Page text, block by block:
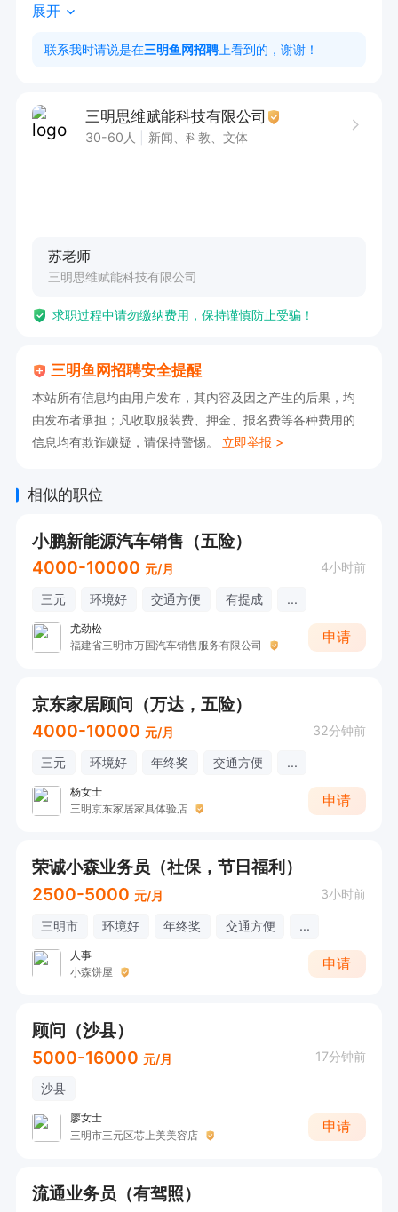
5、培训与发展：提供免费岗前培训和外出学习机
会，还有明确的晋升路线，如从助教老师可逐步晋
6、优秀员工可参与股权分红。
展开
联系我时请说是在三明鱼网招聘 上看到的，谢谢！
三明思维赋能科技有限公司
30-60人 新闻、科教、文体
苏老师
三明思维赋能科技有限公司
求职过程中请勿缴纳费用，保持谨慎防止受骗！
三明鱼网招聘安全提醒
本站所有信息均由用户发布，其内容及因之产生的后果，均
由发布者承担；凡收取服装费、押金、报名费等各种费用的
信息均有欺诈嫌疑，请保持警惕。 立即举报 >
相似的职位
小鹏新能源汽车销售（五险）
4000-10000 元/月 4小时前
三元 环境好 交通方便 有提成 ...
尤劲松
福建省三明市万国汽车销售服务有限公司
申请
京东家居顾问（万达，五险）
4000-10000 元/月 32分钟前
三元 环境好 年终奖 交通方便 ...
杨女士
三明京东家居家具体验店
申请
荣诚小森业务员（社保，节日福利）
2500-5000 元/月 3小时前
三明市 环境好 年终奖 交通方便 ...
人事
小森饼屋
申请
顾问（沙县）
5000-16000 元/月 17分钟前
沙县
廖女士
三明市三元区芯上美美容店
申请
流通业务员（有驾照）